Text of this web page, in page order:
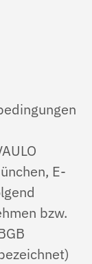
E-
bzw.